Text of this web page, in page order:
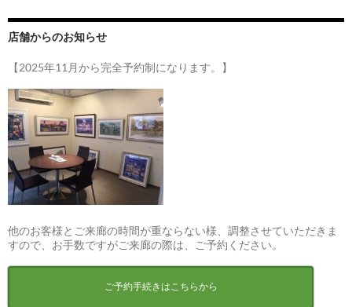
店舗からのお知らせ
【2025年11月から完全予約制になります。】
他のお客様とご来廊の時間が重ならない様、調整させていただきま
すので、お手数ですがご来廊の際は、ご予約ください。
ご予約手続きはこちらから